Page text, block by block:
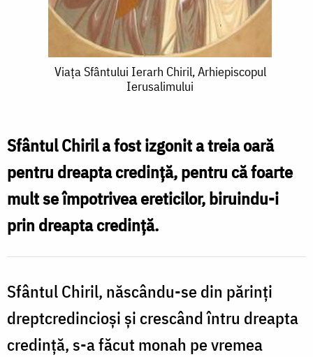
Chiril,
Arhiepiscopul
Ierusalimului
Viața Sfântului Ierarh Chiril, Arhiepiscopul
Ierusalimului
Sfântul Chiril a fost izgonit a treia oară
pentru dreapta credință, pentru că foarte
mult se împotrivea ereticilor, biruindu-i
prin dreapta credință.
Sfântul Chiril, născându-se din părinți
dreptcredincioși și crescând întru dreapta
credință, s-a făcut monah pe vremea